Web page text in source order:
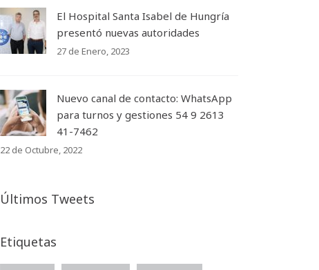
El Hospital Santa Isabel de Hungría
presentó nuevas autoridades
27 de Enero, 2023
Nuevo canal de contacto: WhatsApp
para turnos y gestiones 54 9 2613
41-7462
22 de Octubre, 2022
Últimos Tweets
Etiquetas